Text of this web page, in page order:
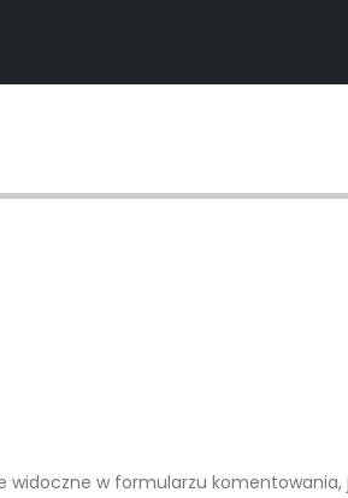
w formularzu komentowania,